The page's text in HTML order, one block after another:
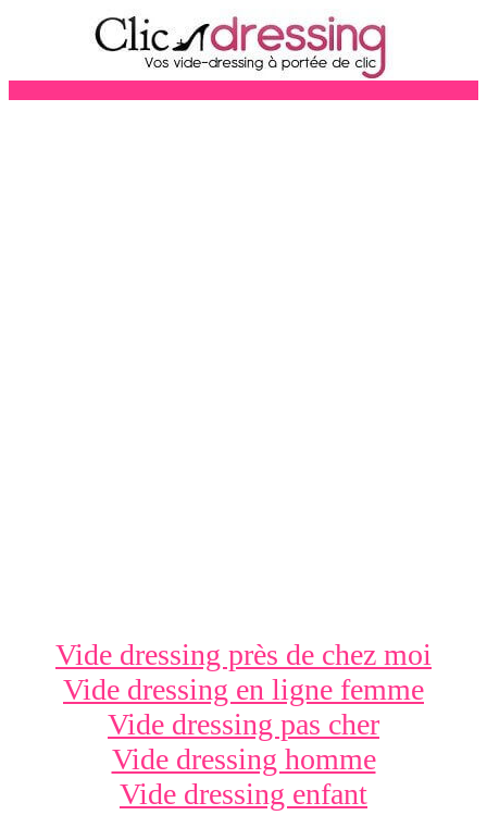
Vide dressing près de chez moi
Vide dressing en ligne femme
Vide dressing pas cher
Vide dressing homme
Vide dressing enfant